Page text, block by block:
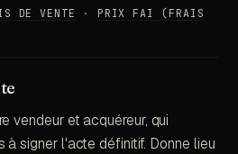
DE VENTE · PRIX FAI (FRAIS
vendeur et acquéreur, qui
signer l'acte définitif. Donne lieu